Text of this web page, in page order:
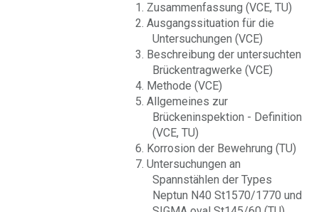
1. Zusammenfassung (VCE, TU)
2. Ausgangssituation für die
Untersuchungen (VCE)
3. Beschreibung der untersuchten
Brückentragwerke (VCE)
4. Methode (VCE)
5. Allgemeines zur
Brückeninspektion - Definition
(VCE, TU)
6. Korrosion der Bewehrung (TU)
7. Untersuchungen an
Spannstählen der Types
Neptun N40 St1570/1770 und